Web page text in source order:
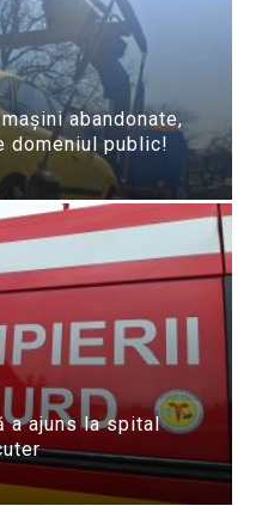
abandonate,
domeniul public!
a ajuns la spital